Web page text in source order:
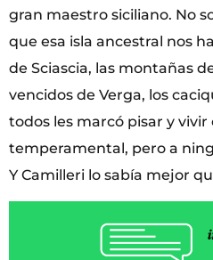
gran maestro siciliano. No
que esa isla ancestral nos
de Sciascia, las montañas
vencidos de Verga, los
todos les marcó pisar y vivir
temperamental, pero a
Y Camilleri lo sabía mejor